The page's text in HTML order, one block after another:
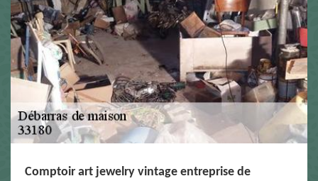
Comptoir art jewelry vintage entreprise de